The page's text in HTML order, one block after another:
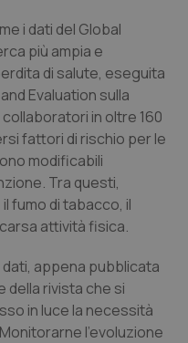
Collo
i dati del Global
più ampia e
di salute, eseguita
Evaluation sulla
in oltre 160
fattori di rischio per le
modificabili
Tra questi,
fumo di tabacco, il
attività fisica.
dati, appena pubblicata
della rivista che si
in luce la necessità
l’evoluzione